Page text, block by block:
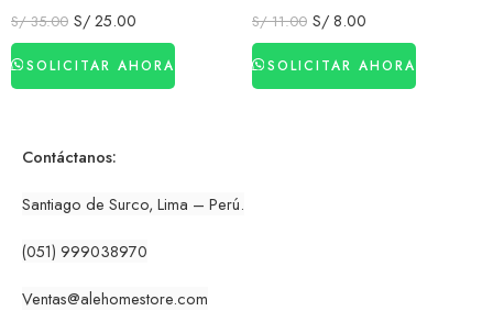
S/35.00 S/25.00
SOLICITAR AHORA
S/11.00 S/8.00
SOLICITAR AHORA
Contáctanos:
Santiago de Surco, Lima – Perú.
(051) 999038970
Ventas@alehomestore.com